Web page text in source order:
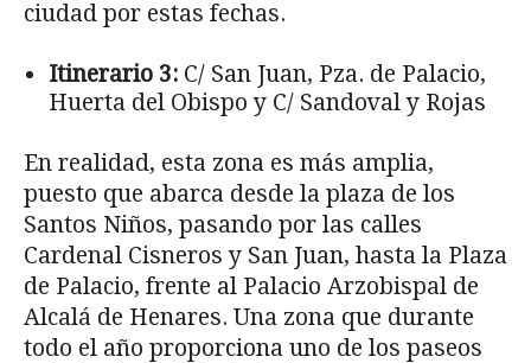
ciudad por estas fechas.
Itinerario 3: C/ San Juan, Pza. de Palacio,
Huerta del Obispo y C/ Sandoval y Rojas
En realidad, esta zona es más amplia,
puesto que abarca desde la plaza de los
Santos Niños, pasando por las calles
Cardenal Cisneros y San Juan, hasta la Plaza
de Palacio, frente al Palacio Arzobispal de
Alcalá de Henares. Una zona que durante
todo el año proporciona uno de los paseos